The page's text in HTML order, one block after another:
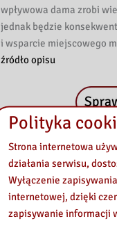
wpływowa dama zrobi
jednak będzie
i wsparcie miejscowego
źródło opisu
Polityka
Strona internetowa
działania serwisu,
Wyłączenie
internetowej, dzięki
zapisywanie informacji